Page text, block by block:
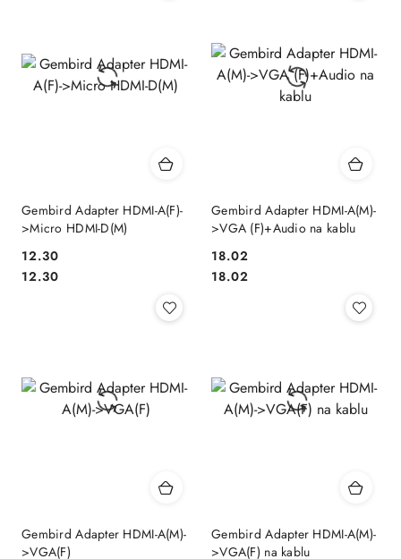
Gembird Adapter HDMI-A(F)-
>Micro HDMI-D(M)
Cena:
12.30
Cena:
12.30
Gembird Adapter HDMI-A(M)-
>VGA (F)+Audio na kablu
Cena:
18.02
Cena:
18.02
Gembird Adapter HDMI-A(M)-
>VGA(F)
Gembird Adapter HDMI-A(M)-
>VGA(F) na kablu